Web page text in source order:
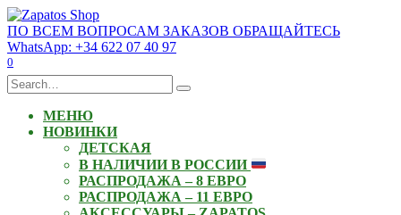
Skip
to
content
ПО ВСЕМ ВОПРОСАМ ЗАКАЗОВ ОБРАЩАЙТЕСЬ
WhatsApp: +34 622 07 40 97
0
Search
for:
МЕНЮ
НОВИНКИ
ДЕТСКАЯ
В НАЛИЧИИ В РОССИИ
РАСПРОДАЖА – 8 ЕВРО
РАСПРОДАЖА – 11 ЕВРО